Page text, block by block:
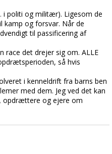
i politi og militær). Ligesom de
kamp og forsvar. Når de
til passificering af
race det drejer sig om. ALLE
så hvis
i kenneldrift fra barns ben
med dem. Jeg ved det kan
opdrættere og ejere om